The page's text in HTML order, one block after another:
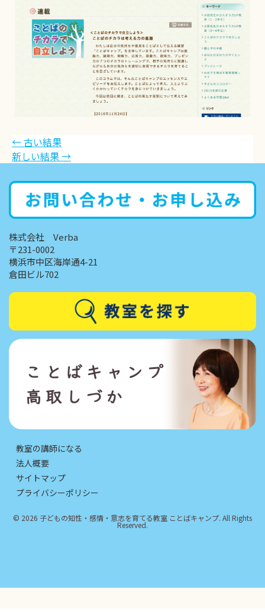
←古い結果
新しい結果→
株式会社 Verba
〒231-0002
横浜市中区海岸通4-21
倉田ビル702
教室の講師になる
法人概要
サイトマップ
プライバシーポリシー
© 2026 子どもの知性・感情・意志を育てる教室 ことばキャンプ. All Rights
Reserved.